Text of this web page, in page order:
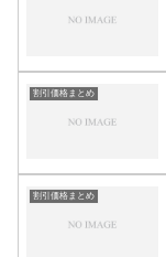
割引価格まとめ
割引価格まとめ